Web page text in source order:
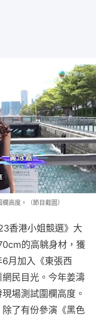
高度。（節目截圖）
香港小姐競選》大
的高䠷身材，獲
月加入《東張西
民目光。今年姜濤
場測試圍欄高度。
了有份參演《黑色